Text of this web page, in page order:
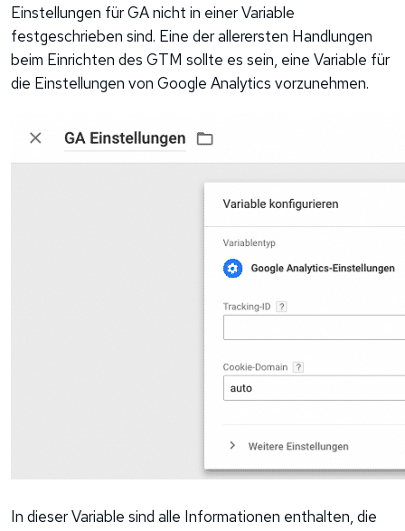
Einstellungen für GA nicht in einer Variable
festgeschrieben sind. Eine der allerersten Handlungen
beim Einrichten des GTM sollte es sein, eine Variable für
die Einstellungen von Google Analytics vorzunehmen.
In dieser Variable sind alle Informationen enthalten, die